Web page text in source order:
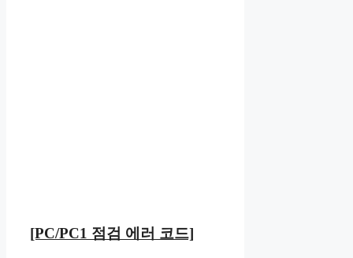
[PC/PC1 점검 에러 코드]